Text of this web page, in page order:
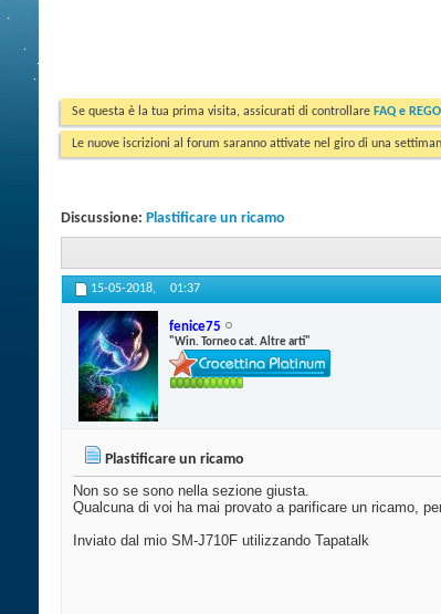
Se questa è la tua prima visita, assicurati di controllare FAQ e
Le nuove iscrizioni al forum saranno attivate nel giro di una
Discussione: Plastificare un ricamo
15-05-2018, 01:37
fenice75
"Win. Torneo cat. Altre arti"
Plastificare un ricamo
Non so se sono nella sezione giusta.
Qualcuna di voi ha mai provato a parificare un ricamo,
Inviato dal mio SM-J710F utilizzando Tapatalk